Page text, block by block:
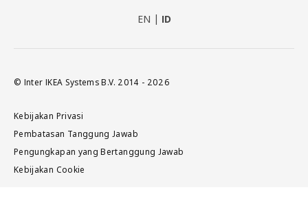
EN ID
© Inter IKEA Systems B.V. 2014 - 2026
Kebijakan Privasi
Pembatasan Tanggung Jawab
Pengungkapan yang Bertanggung Jawab
Kebijakan Cookie